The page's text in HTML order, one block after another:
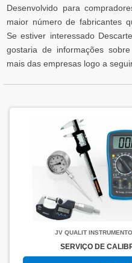
Desenvolvido para
maior número de fabricantes
Se estiver interessado
gostaria de informações
mais das empresas logo a
JV QUALIT
SERVIÇO DE